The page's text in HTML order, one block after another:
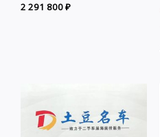
2 291 800₽